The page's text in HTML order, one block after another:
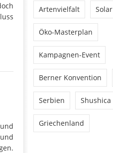
Artenvielfalt Solar
Öko-Masterplan
Kampagnen-Event
Berner Konvention
Serbien Shushica
Griechenland